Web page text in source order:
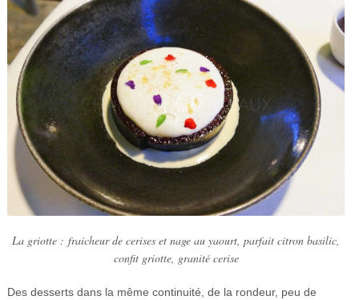
La griotte : fraicheur de cerises et nage au yaourt, parfait citron basilic,
confit griotte, granité cerise
Des desserts dans la même continuité, de la rondeur, peu de